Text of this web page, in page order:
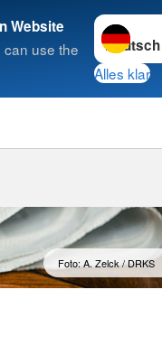
Website
use the
Sprache
Alles klar
Suche
Foto: A. Zelck / DRKS